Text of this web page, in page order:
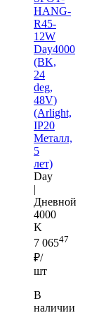
HANG-
R45-
12W
Day4000
(BK,
24
deg,
48V)
(Arlight,
IP20
Металл,
5
лет)
Day
|
Дневной
4000
K
7 06547
₽/
шт
В
наличии